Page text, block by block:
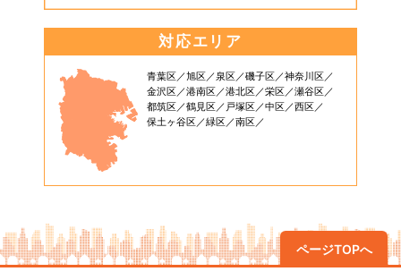
対応エリア
青葉区 旭区 泉区 磯子区
神奈川区
金沢区
港南区 港北区 栄区
瀬谷区
都筑区
鶴見区 戸塚区 中区
西区
保土ヶ谷区
緑区 南区
ページTOPへ